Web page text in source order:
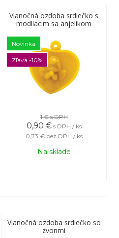
Vianočná ozdoba srdiečko s
modliacim sa anjelikom
Novinka
Zľava -10%
1 €s DPH
0,90 € s DPH / ks
0,73 € bez DPH / ks
Na sklade
Vianočná ozdoba srdiečko so
zvonmi